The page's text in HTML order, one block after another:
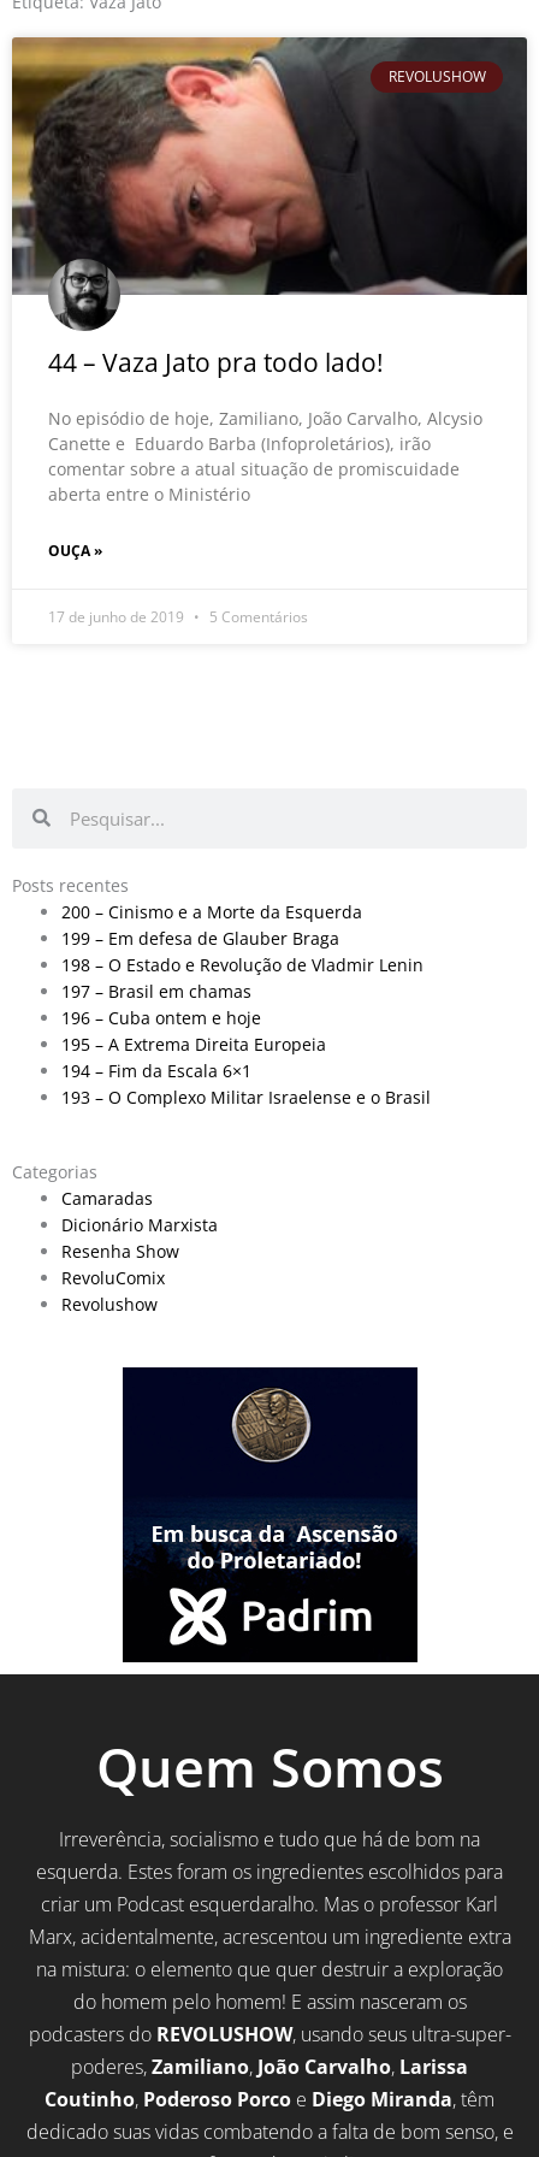
REVOLUSHOW
44 – Vaza Jato pra todo lado!
No episódio de hoje, Zamiliano, João Carvalho, Alcysio
Canette e Eduardo Barba (Infoproletários), irão
comentar sobre a atual situação de promiscuidade
aberta entre o Ministério
OUÇA »
17 de junho de 2019 5 Comentários
Posts recentes
200 – Cinismo e a Morte da Esquerda
199 – Em defesa de Glauber Braga
198 – O Estado e Revolução de Vladmir Lenin
197 – Brasil em chamas
196 – Cuba ontem e hoje
195 – A Extrema Direita Europeia
194 – Fim da Escala 6×1
193 – O Complexo Militar Israelense e o Brasil
Categorias
Camaradas
Dicionário Marxista
Resenha Show
RevoluComix
Revolushow
Quem Somos
Irreverência, socialismo e tudo que há de bom na
esquerda. Estes foram os ingredientes escolhidos para
criar um Podcast esquerdaralho. Mas o professor Karl
Marx, acidentalmente, acrescentou um ingrediente extra
na mistura: o elemento que quer destruir a exploração
do homem pelo homem! E assim nasceram os
podcasters do REVOLUSHOW, usando seus ultra-super-
poderes,Zamiliano, João Carvalho, Larissa
Coutinho, Poderoso Porco e Diego Miranda, têm
dedicado suas vidas combatendo a falta de bom senso, e